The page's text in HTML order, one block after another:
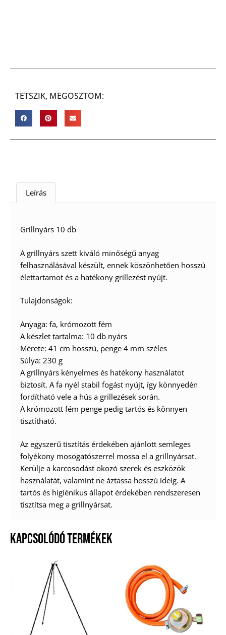
TETSZIK, MEGOSZTOM:
Leírás
Grillnyárs 10 db
A grillnyárs szett kiváló minőségű anyag
felhasználásával készült, ennek köszönhetően hosszú
élettartamot és a hatékony grillezést nyújt.
Tulajdonságok:
Anyaga: fa, krómozott fém
A készlet tartalma: 10 db nyárs
Mérete: 41 cm hosszú, penge 4 mm széles
Súlya: 230 g
A grillnyárs kényelmes és hatékony használatot
biztosít. A fa nyél stabil fogást nyújt, így könnyedén
fordítható vele a hús a grillezések során.
A krómozott fém penge pedig tartós és könnyen
tisztítható.
Az egyszerű tisztítás érdekében ajánlott semleges
folyékony mosogatószerrel mossa el a grillnyársat.
Kerülje a karcosodást okozó szerek és eszközök
használatát, valamint ne áztassa hosszú ideig. A
tartós és higiénikus állapot érdekében rendszeresen
tisztítsa meg a grillnyársat.
KAPCSOLÓDÓ TERMÉKEK